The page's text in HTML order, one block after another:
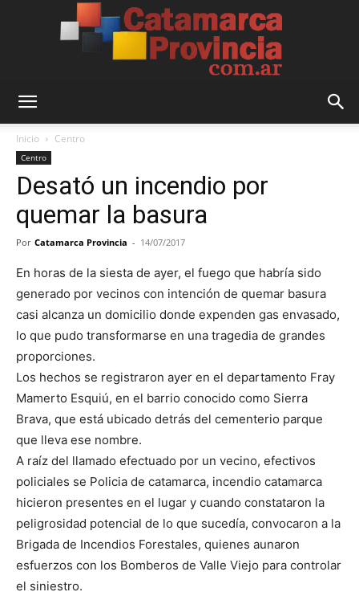
Provincia
Inicio Centro
Centro
Desató un incendio por
quemar la basura
Por Catamarca Provincia - 14/07/2017
En horas de la siesta de ayer, el fuego que habría sido
generado por vecinos con intención de quemar basura
casi alcanza un domicilio donde expenden gas envasado,
lo que pudo transformarse en una tragedia de grandes
proporciones.
Los hechos se registraron ayer en el departamento Fray
Mamerto Esquiú, en el barrio conocido como Sierra
Brava, que está ubicado detrás del cementerio parque
que lleva ese nombre.
A raíz del llamado efectuado por un vecino, efectivos
policiales se Policia de catamarca, incendio catamarca
hicieron presentes en el lugar y cuando constataron la
peligrosidad potencial de lo que sucedía, convocaron a la
Brigada de Incendios Forestales, quienes aunaron
esfuerzos con los Bomberos de Valle Viejo para controlar
el siniestro.